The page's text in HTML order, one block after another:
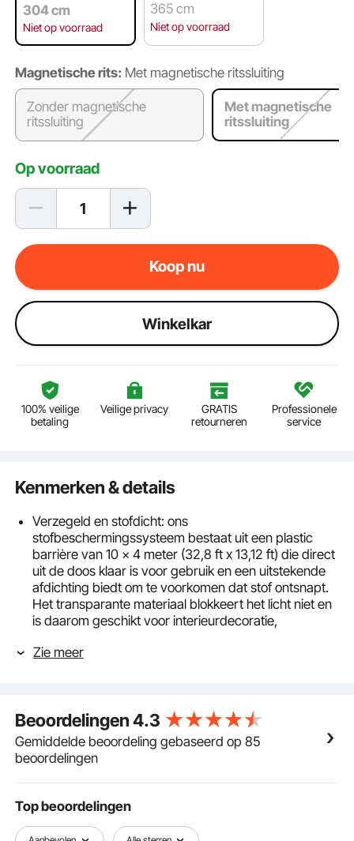
304 cm
Niet op voorraad
365 cm
Niet op voorraad
Magnetische rits: Met magnetische ritssluiting
Zonder magnetische
ritssluiting
Met magnetische
ritssluiting
Op voorraad
Koop nu
Winkelkar
100% veilige
betaling
Veilige privacy
GRATIS
retourneren
Professionele
service
Kenmerken & details
Verzegeld en stofdicht: ons
stofbeschermingssysteem bestaat uit een plastic
barrière van 10 x 4 meter (32,8 ft x 13,12 ft) die direct
uit de doos klaar is voor gebruik en een uitstekende
afdichting biedt om te voorkomen dat stof ontsnapt.
Het transparante materiaal blokkeert het licht niet en
is daarom geschikt voor interieurdecoratie,
kan op maat worden gesneden en biedt
Magnetische ritssluiting: deze stofhoes heeft een
verbeterde magnetische ritssluiting. Er is geen
handmatige opening vereist bij het verplaatsen van
items. De magnetische ingang van de stofkap sluit
Scheurvast en duurzaam: de kunststof stofkap is
gemaakt van 0,08 mm dik polyethyleen (PE), dat
transparant en geurloos is. De steunstangen van
Zie meer
Beoordelingen4.3
Gemiddelde beoordeling gebaseerd op 85
beoordelingen
Top beoordelingen